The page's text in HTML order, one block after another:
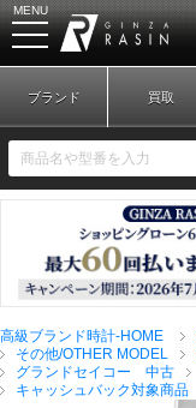
MENU
新規会員登録
ブランド 買取
高級ブランド時計-HOME
その他/OTHER MODEL
グランドセイコー 中古
キャッシュバック対象商品